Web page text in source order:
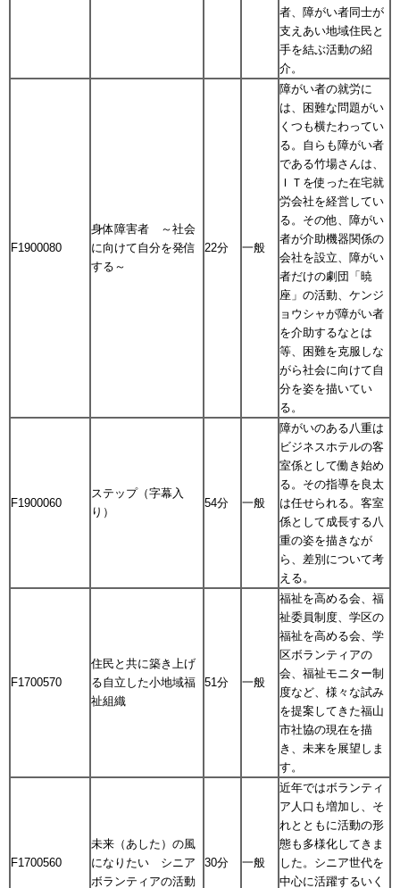
者、障がい者同士が
支えあい地域住民と
手を結ぶ活動の紹
介。
F1900080
身体障害者 ～社会
に向けて自分を発信
する～
22分 一般
障がい者の就労に
は、困難な問題がい
くつも横たわってい
る。自らも障がい者
である竹場さんは、
ＩＴを使った在宅就
労会社を経営してい
る。その他、障がい
者が介助機器関係の
会社を設立、障がい
者だけの劇団「暁
座」の活動、ケンジ
ョウシャが障がい者
を介助するなとは
等、困難を克服しな
がら社会に向けて自
分を姿を描いてい
る。
F1900060
ステップ（字幕入
り）
54分 一般
障がいのある八重は
ビジネスホテルの客
室係として働き始め
る。その指導を良太
は任せられる。客室
係として成長する八
重の姿を描きなが
ら、差別について考
える。
F1700570
住民と共に築き上げ
る自立した小地域福
祉組織
51分 一般
福祉を高める会、福
祉委員制度、学区の
福祉を高める会、学
区ボランティアの
会、福祉モニター制
度など、様々な試み
を提案してきた福山
市社協の現在を描
き、未来を展望しま
す。
F1700560
未来（あした）の風
になりたい シニア
ボランティアの活動
30分 一般
近年ではボランティ
ア人口も増加し、そ
れとともに活動の形
態も多様化してきま
した。シニア世代を
中心に活躍するいく